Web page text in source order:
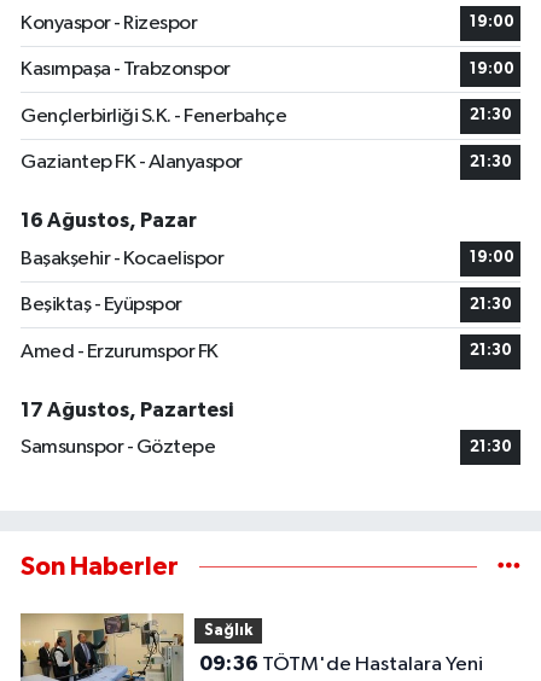
Konyaspor - Rizespor 19:00
Kasımpaşa - Trabzonspor 19:00
Gençlerbirliği S.K. - Fenerbahçe 21:30
Gaziantep FK - Alanyaspor 21:30
16 Ağustos, Pazar
Başakşehir - Kocaelispor
19:00
Beşiktaş - Eyüpspor 21:30
Amed - Erzurumspor FK 21:30
17 Ağustos, Pazartesi
Samsunspor - Göztepe
21:30
Son Haberler
Sağlık
09:36